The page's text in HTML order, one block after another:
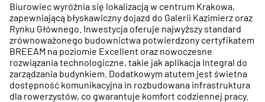
Biurowiec wyróżnia się lokalizacją w centrum Krakowa,
zapewniającą błyskawiczny dojazd do Galerii Kazimierz oraz
Rynku Głównego. Inwestycja oferuje najwyższy standard
zrównoważonego budownictwa potwierdzony certyfikatem
BREEAM na poziomie Excellent oraz nowoczesne
rozwiązania technologiczne, takie jak aplikacja Integral do
zarządzania budynkiem. Dodatkowym atutem jest świetna
dostępność komunikacyjna in rozbudowana infrastruktura
dla rowerzystów, co gwarantuje komfort codziennej pracy.